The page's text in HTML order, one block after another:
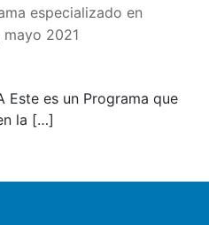
especializado en
mayo 2021
Este es un Programa que
la […]